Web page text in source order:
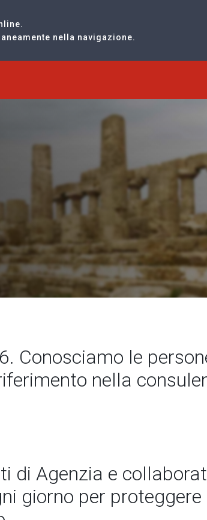
nella navigazione.
Conosciamo le
nella
di Agenzia e
giorno per